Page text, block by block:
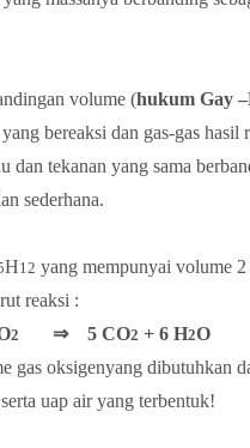
volume (hukum Gay
bereaksi dan gas-gas hasil
dan tekanan yang sama
sederhana.
H12 yang mempunyai volume
reaksi :
2 ⇒ 5 CO2 + 6 H2O
gas oksigenyang dibutuhkan
uap air yang terbentuk!